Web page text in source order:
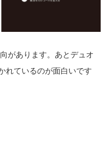
があります。あとデュオ
れているのが面白いです